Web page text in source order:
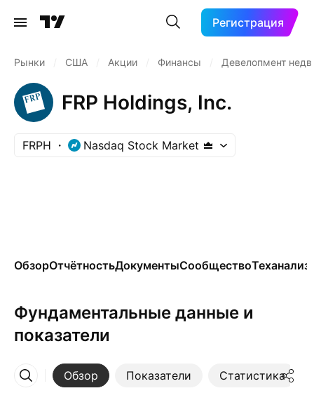
Регистрация
Рынки США Акции Финансы Девелопмент
FRP Holdings, Inc.
FRPH Nasdaq Stock Market
ОбзорОтчётностьДокументыСообществоТеханализ
Фундаментальные данные и
показатели
Обзор Показатели Статистика
Ещё